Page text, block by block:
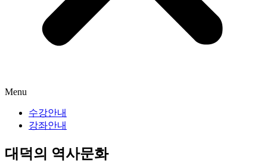
Menu
수강안내
강좌안내
대덕의 역사문화